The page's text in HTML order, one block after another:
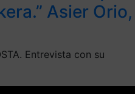
Asier Orio,
Entrevista con su